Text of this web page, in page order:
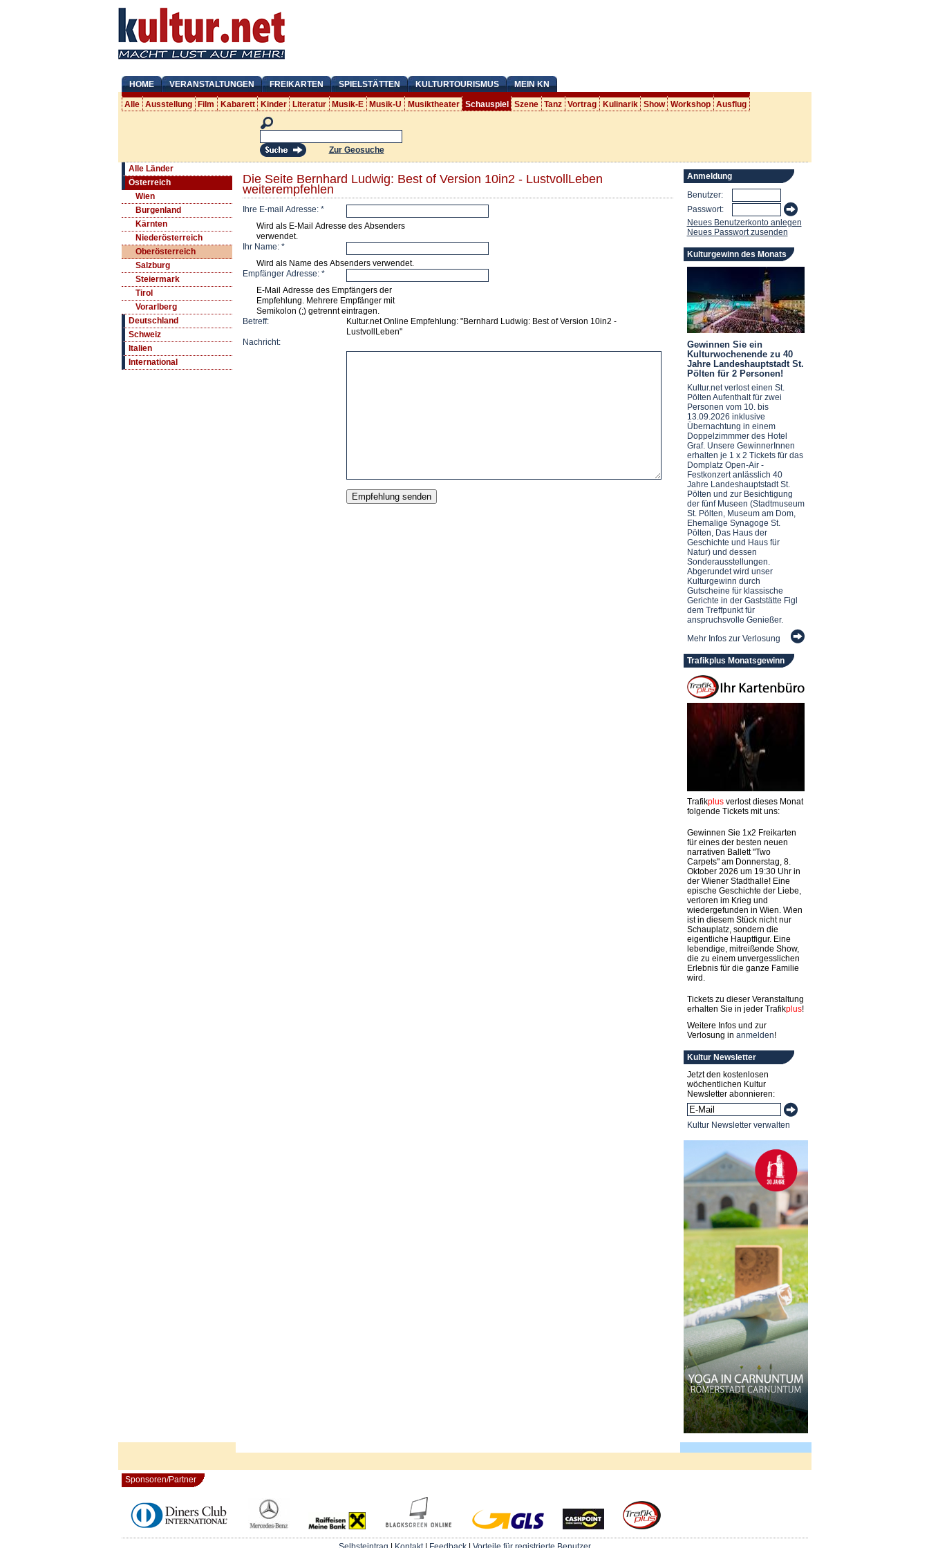
HOME VERANSTALTUNGEN FREIKARTEN SPIELSTÄTTEN KULTURTOURISMUS MEIN KN
Alle Ausstellung Film Kabarett Kinder Literatur Musik-E Musik-U Musiktheater Schauspiel Szene Tanz Vortrag Kulinarik Show Workshop Ausflug
Zur Geosuche
Alle Länder
Österreich
Wien
Burgenland
Kärnten
Niederösterreich
Oberösterreich
Salzburg
Steiermark
Tirol
Vorarlberg
Deutschland
Schweiz
Italien
International
Die Seite Bernhard Ludwig: Best of Version 10in2 - LustvollLeben
weiterempfehlen
Ihre E-mail Adresse: *
Wird als E-Mail Adresse des Absenders
verwendet.
Ihr Name: *
Wird als Name des Absenders verwendet.
Empfänger Adresse: *
E-Mail Adresse des Empfängers der
Empfehlung. Mehrere Empfänger mit
Semikolon (;) getrennt eintragen.
Betreff:
Kultur.net Online Empfehlung: "Bernhard Ludwig: Best of Version 10in2 -
LustvollLeben"
Nachricht:
Anmeldung
Benutzer:
Passwort:
Neues Benutzerkonto anlegen
Neues Passwort zusenden
Kulturgewinn des Monats
Gewinnen Sie ein
Kulturwochenende zu 40
Jahre Landeshauptstadt St.
Pölten für 2 Personen!
Kultur.net verlost einen St.
Pölten Aufenthalt für zwei
Personen vom 10. bis
13.09.2026 inklusive
Übernachtung in einem
Doppelzimmmer des Hotel
Graf. Unsere GewinnerInnen
erhalten je 1 x 2 Tickets für das
Domplatz Open-Air -
Festkonzert anlässlich 40
Jahre Landeshauptstadt St.
Pölten und zur Besichtigung
der fünf Museen (Stadtmuseum
St. Pölten, Museum am Dom,
Ehemalige Synagoge St.
Pölten, Das Haus der
Geschichte und Haus für
Natur) und dessen
Sonderausstellungen.
Abgerundet wird unser
Kulturgewinn durch
Gutscheine für klassische
Gerichte in der Gaststätte Figl
dem Treffpunkt für
anspruchsvolle Genießer.
Mehr Infos zur Verlosung
Trafikplus Monatsgewinn
Trafikplusverlost dieses Monat
folgende Tickets mit uns:
Gewinnen Sie 1x2 Freikarten
für eines der besten neuen
narrativen Ballett "Two
Carpets" am Donnerstag, 8.
Oktober 2026 um 19:30 Uhr in
der Wiener Stadthalle! Eine
epische Geschichte der Liebe,
verloren im Krieg und
wiedergefunden in Wien. Wien
ist in diesem Stück nicht nur
Schauplatz, sondern die
eigentliche Hauptfigur. Eine
lebendige, mitreißende Show,
die zu einem unvergesslichen
Erlebnis für die ganze Familie
wird.
Tickets zu dieser Veranstaltung
erhalten Sie in jeder Trafikplus!
Weitere Infos und zur
Verlosung in anmelden!
Kultur Newsletter
Jetzt den kostenlosen
wöchentlichen Kultur
Newsletter abonnieren:
Kultur Newsletter verwalten
Sponsoren/Partner